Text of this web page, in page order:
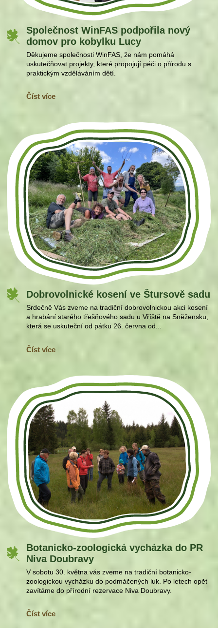
Společnost WinFAS podpořila nový
domov pro kobylku Lucy
Děkujeme společnosti WinFAS, že nám pomáhá
uskutečňovat projekty, které propojují péči o přírodu s
praktickým vzděláváním dětí.
Číst více
Dobrovolnické kosení ve Štursově sadu
Srdečně Vás zveme na tradiční dobrovolnickou akci kosení
a hrabání starého třešňového sadu u Vříště na Sněžensku,
která se uskuteční od pátku 26. června od...
Číst více
Botanicko-zoologická vycházka do PR
Niva Doubravy
V sobotu 30. května vás zveme na tradiční botanicko-
zoologickou vycházku do podmáčených luk. Po letech opět
zavítáme do přírodní rezervace Niva Doubravy.
Číst více